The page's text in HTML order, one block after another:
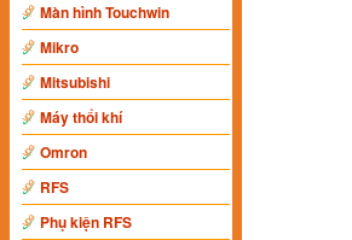
Màn hình Touchwin
Mikro
Mitsubishi
Máy thổi khí
Omron
RFS
Phụ kiện RFS